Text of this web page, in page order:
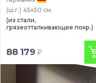
(ш.г.) 45x50 см.
(из стали,
грязеотталкивающее покр.)
88 179